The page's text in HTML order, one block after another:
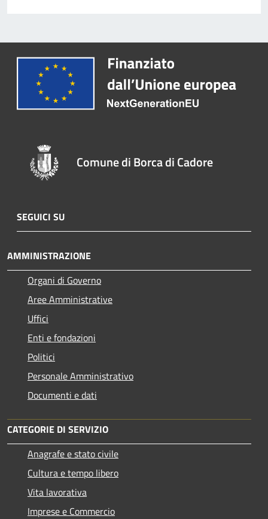
Comune di Borca di Cadore
SEGUICI SU
AMMINISTRAZIONE
Organi di Governo
Aree Amministrative
Uffici
Enti e fondazioni
Politici
Personale Amministrativo
Documenti e dati
CATEGORIE DI SERVIZIO
Anagrafe e stato civile
Cultura e tempo libero
Vita lavorativa
Imprese e Commercio